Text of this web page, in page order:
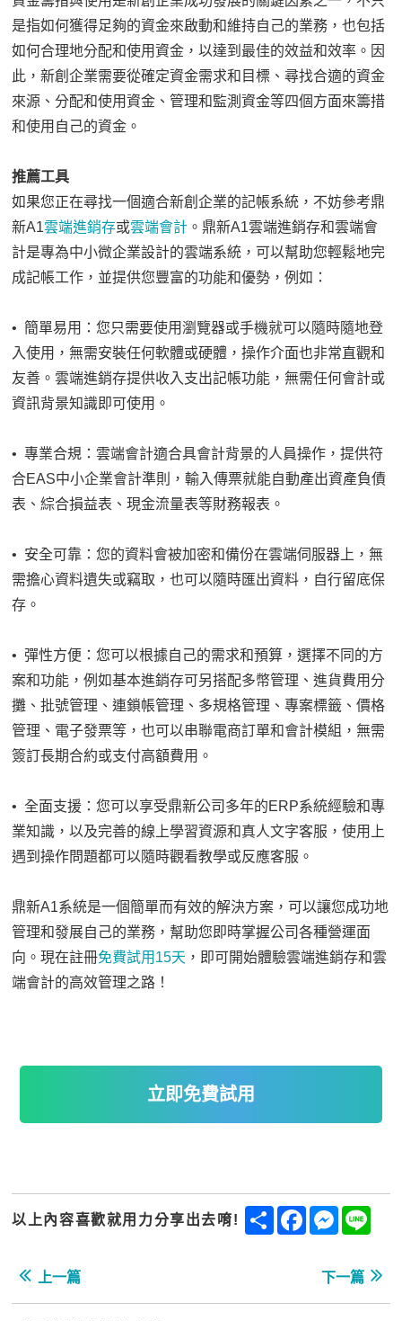
是指如何獲得足夠的資金來啟動和維持自己的業務，也包括
如何合理地分配和使用資金，以達到最佳的效益和效率。因
此，新創企業需要從確定資金需求和目標、尋找合適的資金
來源、分配和使用資金、管理和監測資金等四個方面來籌措
和使用自己的資金。
推薦工具
如果您正在尋找一個適合新創企業的記帳系統，不妨參考鼎
新A1雲端進銷存或雲端會計 。鼎新A1雲端進銷存和雲端會
計是專為中小微企業設計的雲端系統，可以幫助您輕鬆地完
成記帳工作，並提供您豐富的功能和優勢，例如：
• 簡單易用：您只需要使用瀏覽器或手機就可以隨時隨地登
入使用，無需安裝任何軟體或硬體，操作介面也非常直觀和
友善。雲端進銷存提供收入支出記帳功能，無需任何會計或
資訊背景知識即可使用。
• 專業合規：雲端會計適合具會計背景的人員操作，提供符
合EAS中小企業會計準則，輸入傳票就能自動產出資產負債
表、綜合損益表、現金流量表等財務報表。
• 安全可靠：您的資料會被加密和備份在雲端伺服器上，無
需擔心資料遺失或竊取，也可以隨時匯出資料，自行留底保
存。
• 彈性方便：您可以根據自己的需求和預算，選擇不同的方
案和功能，例如基本進銷存可另搭配多幣管理、進貨費用分
攤、批號管理、連鎖帳管理、多規格管理、專案標籤、價格
管理、電子發票等，也可以串聯電商訂單和會計模組，無需
簽訂長期合約或支付高額費用。
• 全面支援：您可以享受鼎新公司多年的ERP系統經驗和專
業知識，以及完善的線上學習資源和真人文字客服，使用上
遇到操作問題都可以隨時觀看教學或反應客服。
鼎新A1系統是一個簡單而有效的解決方案，可以讓您成功地
管理和發展自己的業務，幫助您即時掌握公司各種營運面
向。現在註冊免費試用15天 ，即可開始體驗雲端進銷存和雲
端會計的高效管理之路！
立即免費試用
以上內容喜歡就用力分享出去唷! ShareFacebook
上一篇 下一篇